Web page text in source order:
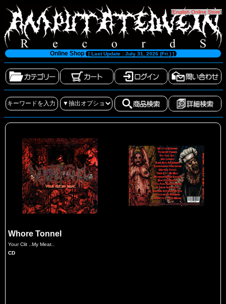
[English Online Store]
Online Shop [ Last Update : July 31, 2026 (Fri.) ]
Whore Tonnel
Your Clit ..My Meat..
CD